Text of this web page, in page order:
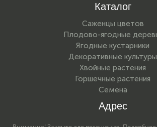
Каталог
Саженцы цветов
Плодово-ягодные
Ягодные кустарники
Декоративные культуры
Хвойные растения
Горшечные растения
Семена
Адрес